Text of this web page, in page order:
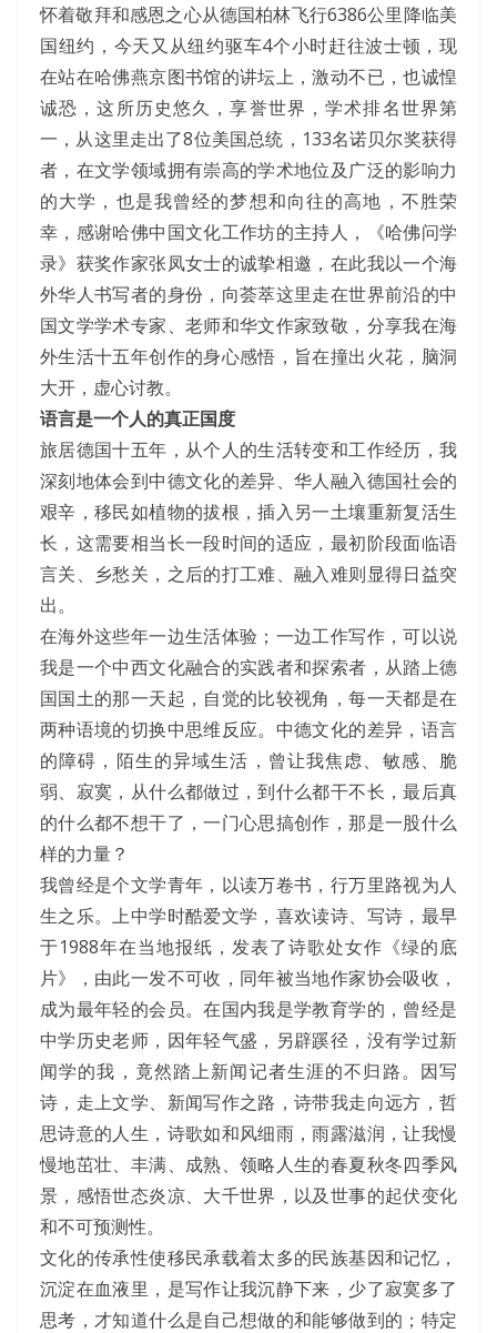
怀着敬拜和感恩之心从德国柏林飞行6386公里降临美
国纽约，今天又从纽约驱车4个小时赶往波士顿，现
在站在哈佛燕京图书馆的讲坛上，激动不已，也诚惶
诚恐，这所历史悠久，享誉世界，学术排名世界第
一，从这里走出了8位美国总统，133名诺贝尔奖获得
者，在文学领域拥有崇高的学术地位及广泛的影响力
的大学，也是我曾经的梦想和向往的高地，不胜荣
幸，感谢哈佛中国文化工作坊的主持人，《哈佛问学
录》获奖作家张凤女士的诚挚相邀，在此我以一个海
外华人书写者的身份，向荟萃这里走在世界前沿的中
国文学学术专家、老师和华文作家致敬，分享我在海
外生活十五年创作的身心感悟，旨在撞出火花，脑洞
大开，虚心讨教。
语言是一个人的真正国度
旅居德国十五年，从个人的生活转变和工作经历，我
深刻地体会到中德文化的差异、华人融入德国社会的
艰辛，移民如植物的拔根，插入另一土壤重新复活生
长，这需要相当长一段时间的适应，最初阶段面临语
言关、乡愁关，之后的打工难、融入难则显得日益突
出。
在海外这些年一边生活体验；一边工作写作，可以说
我是一个中西文化融合的实践者和探索者，从踏上德
国国土的那一天起，自觉的比较视角，每一天都是在
两种语境的切换中思维反应。中德文化的差异，语言
的障碍，陌生的异域生活，曾让我焦虑、敏感、脆
弱、寂寞，从什么都做过，到什么都干不长，最后真
的什么都不想干了，一门心思搞创作，那是一股什么
样的力量？
我曾经是个文学青年，以读万卷书，行万里路视为人
生之乐。上中学时酷爱文学，喜欢读诗、写诗，最早
于1988年在当地报纸，发表了诗歌处女作《绿的底
片》，由此一发不可收，同年被当地作家协会吸收，
成为最年轻的会员。在国内我是学教育学的，曾经是
中学历史老师，因年轻气盛，另辟蹊径，没有学过新
闻学的我，竟然踏上新闻记者生涯的不归路。因写
诗，走上文学、新闻写作之路，诗带我走向远方，哲
思诗意的人生，诗歌如和风细雨，雨露滋润，让我慢
慢地茁壮、丰满、成熟、领略人生的春夏秋冬四季风
景，感悟世态炎凉、大千世界，以及世事的起伏变化
和不可预测性。
文化的传承性使移民承载着太多的民族基因和记忆，
沉淀在血液里，是写作让我沉静下来，少了寂寞多了
思考，才知道什么是自己想做的和能够做到的；特定